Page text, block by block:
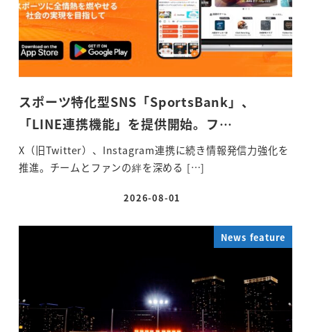
スポーツ特化型SNS「SportsBank」、
「LINE連携機能」を提供開始。フ…
X（旧Twitter）、Instagram連携に続き情報発信力強化を
推進。チームとファンの絆を深める […]
投稿日
2026-08-01
News feature